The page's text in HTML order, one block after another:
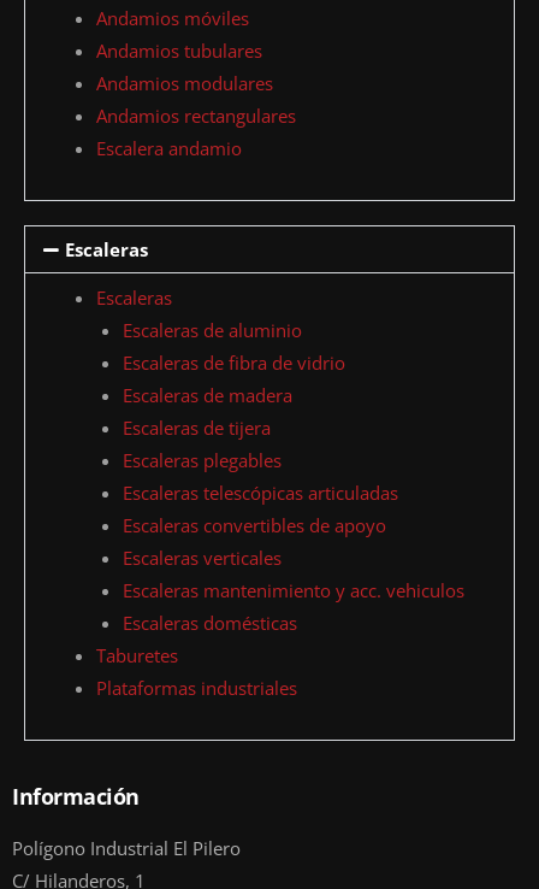
Andamios móviles
Andamios tubulares
Andamios modulares
Andamios rectangulares
Escalera andamio
Escaleras
Escaleras
Escaleras de aluminio
Escaleras de fibra de vidrio
Escaleras de madera
Escaleras de tijera
Escaleras plegables
Escaleras telescópicas articuladas
Escaleras convertibles de apoyo
Escaleras verticales
Escaleras mantenimiento y acc. vehiculos
Escaleras domésticas
Taburetes
Plataformas industriales
Información
Polígono Industrial El Pilero
C/ Hilanderos, 1